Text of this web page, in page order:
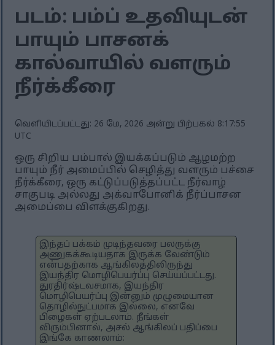
படம்: பம்ப் உதவியுடன்
பாயும் பாசனக்
கால்வாயில் வளரும்
நீர்க்கீரை
வெளியிடப்பட்டது: 26 மே, 2026 அன்று பிற்பகல் 8:17:55
UTC
ஒரு சிறிய பம்பால் இயக்கப்படும் ஆழமற்ற
பாயும் நீர் அமைப்பில் செழித்து வளரும் பச்சை
நீர்க்கீரை, ஒரு கட்டுப்படுத்தப்பட்ட நீர்வாழ்
சாகுபடி அல்லது அக்வாபோனிக் நீர்ப்பாசன
அமைப்பை விளக்குகிறது.
இந்தப் பக்கம் முடிந்தவரை பலருக்கு
அணுகக்கூடியதாக இருக்க வேண்டும்
என்பதற்காக ஆங்கிலத்திலிருந்து
இயந்திர மொழிபெயர்ப்பு செய்யப்பட்டது.
துரதிர்ஷ்டவசமாக, இயந்திர
மொழிபெயர்ப்பு இன்னும் முழுமையான
தொழில்நுட்பமாக இல்லை, எனவே
பிழைகள் ஏற்படலாம். நீங்கள்
விரும்பினால், அசல் ஆங்கிலப் பதிப்பை
இங்கே காணலாம்: